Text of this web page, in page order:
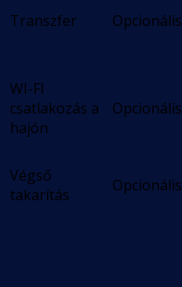
Transzfer Opcionális
WI-FI
csatlakozás a
hajón
Opcionális
Végső
takarítás
Opcionális